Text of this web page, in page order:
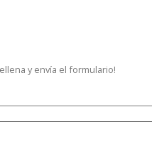
y envía el formulario!